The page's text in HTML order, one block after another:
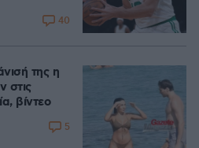
40
της η
στις
βίντεο
5